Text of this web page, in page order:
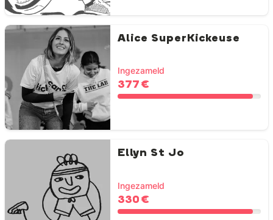
Alice SuperKickeuse
Ingezameld
377 €
Ellyn St Jo
Ingezameld
330 €